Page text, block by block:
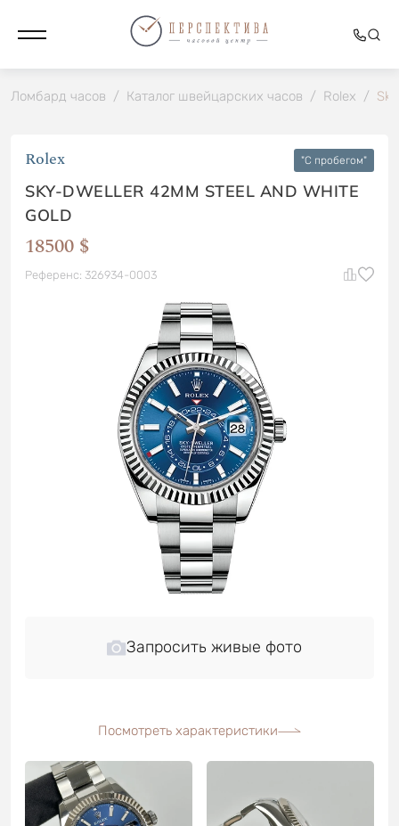
Ломбард часов / Каталог швейцарских часов / Rolex /
Rolex "C пробегом"
SKY-DWELLER 42MM STEEL AND WHITE
GOLD
18500 $
Референс: 326934-0003
Запросить живые фото
Посмотреть характеристики